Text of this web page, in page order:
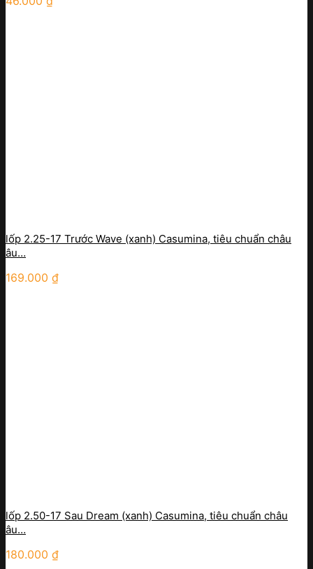
lốp 2.25-17 Trước Wave (xanh) Casumina, tiêu chuẩn châu
âu…
169.000 ₫
lốp 2.50-17 Sau Dream (xanh) Casumina, tiêu chuẩn châu
âu…
180.000 ₫